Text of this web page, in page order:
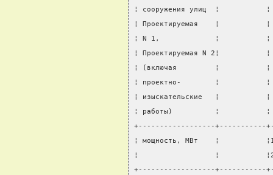
¦ сооружения улиц  ¦
¦ Проектируемая    ¦
¦ N 1,             ¦
¦ Проектируемая N 2¦
¦ (включая         ¦
¦ проектно-        ¦
¦ изыскательские   ¦
¦ работы)          ¦
+------------------+-----------
¦ мощность, МВт    ¦
¦                  ¦
+------------------+-----------